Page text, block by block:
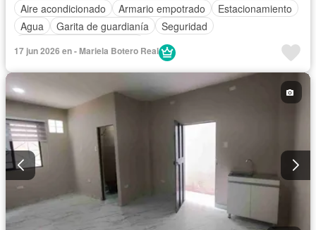
Aire acondicionado
Armario empotrado
Estacionamiento
Agua
Garita de guardianía
Seguridad
17 jun 2026 en - Mariela Botero Real